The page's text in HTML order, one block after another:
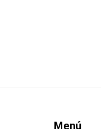
Menú